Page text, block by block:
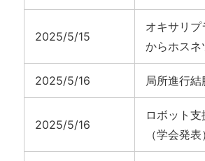
2025/5/15
オキサリ
からホスネ
2025/5/16 局所進行
2025/5/16
ロボット
（学会発表）